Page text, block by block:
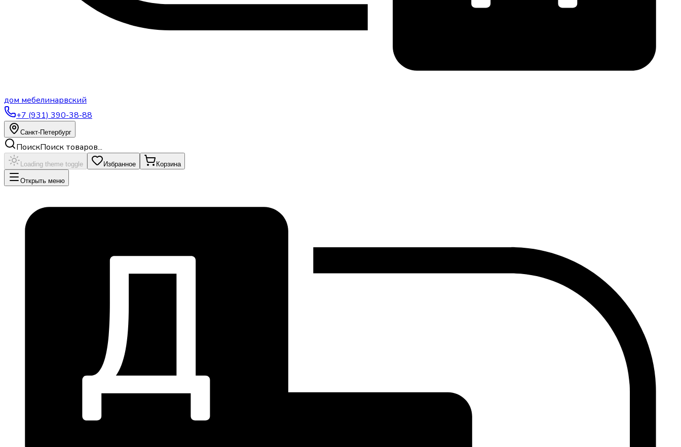
дом мебелинарвский
+7 (931) 390-38-88
Санкт-Петербург
ПоискПоиск товаров...
Loading theme toggle Избранное Корзина
Открыть меню